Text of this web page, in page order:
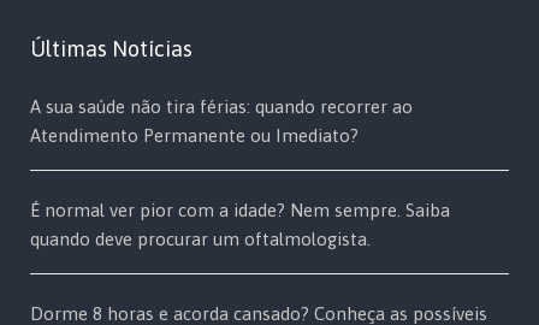
Últimas Notícias
A sua saúde não tira férias: quando recorrer ao
Atendimento Permanente ou Imediato?
É normal ver pior com a idade? Nem sempre. Saiba
quando deve procurar um oftalmologista.
Dorme 8 horas e acorda cansado? Conheça as possíveis